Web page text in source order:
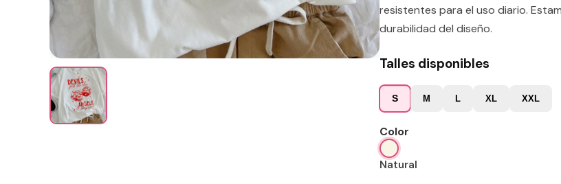
resistentes para el uso diario.
durabilidad del diseño.
Talles disponibles
S M L XL XXL
Color
Natural